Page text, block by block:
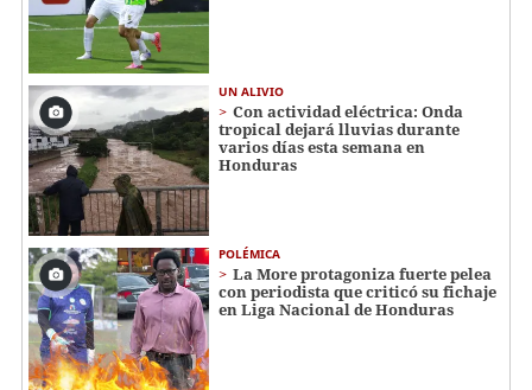
UN ALIVIO
Con actividad eléctrica: Onda
tropical dejará lluvias durante
varios días esta semana en
Honduras
POLÉMICA
La More protagoniza fuerte pelea
con periodista que criticó su fichaje
en Liga Nacional de Honduras